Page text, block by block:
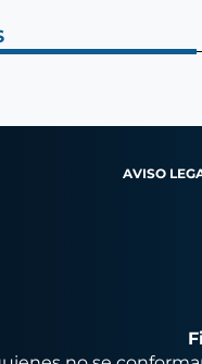
AVISO